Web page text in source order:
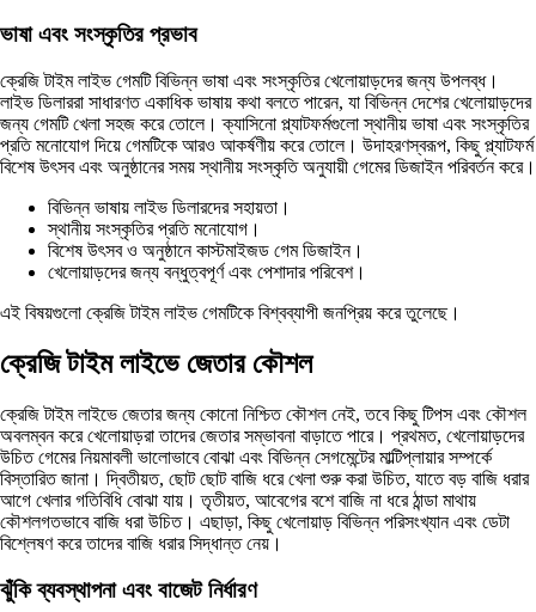
ভাষা এবং সংস্কৃতির প্রভাব
ক্রেজি টাইম লাইভ গেমটি বিভিন্ন ভাষা এবং সংস্কৃতির খেলোয়াড়দের জন্য উপলব্ধ।
লাইভ ডিলাররা সাধারণত একাধিক ভাষায় কথা বলতে পারেন, যা বিভিন্ন দেশের খেলোয়াড়দের
জন্য গেমটি খেলা সহজ করে তোলে। ক্যাসিনো প্ল্যাটফর্মগুলো স্থানীয় ভাষা এবং সংস্কৃতির
প্রতি মনোযোগ দিয়ে গেমটিকে আরও আকর্ষণীয় করে তোলে। উদাহরণস্বরূপ, কিছু প্ল্যাটফর্ম
বিশেষ উৎসব এবং অনুষ্ঠানের সময় স্থানীয় সংস্কৃতি অনুযায়ী গেমের ডিজাইন পরিবর্তন করে।
বিভিন্ন ভাষায় লাইভ ডিলারদের সহায়তা।
স্থানীয় সংস্কৃতির প্রতি মনোযোগ।
বিশেষ উৎসব ও অনুষ্ঠানে কাস্টমাইজড গেম ডিজাইন।
খেলোয়াড়দের জন্য বন্ধুত্বপূর্ণ এবং পেশাদার পরিবেশ।
এই বিষয়গুলো ক্রেজি টাইম লাইভ গেমটিকে বিশ্বব্যাপী জনপ্রিয় করে তুলেছে।
ক্রেজি টাইম লাইভে জেতার কৌশল
ক্রেজি টাইম লাইভে জেতার জন্য কোনো নিশ্চিত কৌশল নেই, তবে কিছু টিপস এবং কৌশল
অবলম্বন করে খেলোয়াড়রা তাদের জেতার সম্ভাবনা বাড়াতে পারে। প্রথমত, খেলোয়াড়দের
উচিত গেমের নিয়মাবলী ভালোভাবে বোঝা এবং বিভিন্ন সেগমেন্টের মাল্টিপ্লায়ার সম্পর্কে
বিস্তারিত জানা। দ্বিতীয়ত, ছোট ছোট বাজি ধরে খেলা শুরু করা উচিত, যাতে বড় বাজি ধরার
আগে খেলার গতিবিধি বোঝা যায়। তৃতীয়ত, আবেগের বশে বাজি না ধরে ঠান্ডা মাথায়
কৌশলগতভাবে বাজি ধরা উচিত। এছাড়া, কিছু খেলোয়াড় বিভিন্ন পরিসংখ্যান এবং ডেটা
বিশ্লেষণ করে তাদের বাজি ধরার সিদ্ধান্ত নেয়।
ঝুঁকি ব্যবস্থাপনা এবং বাজেট নির্ধারণ